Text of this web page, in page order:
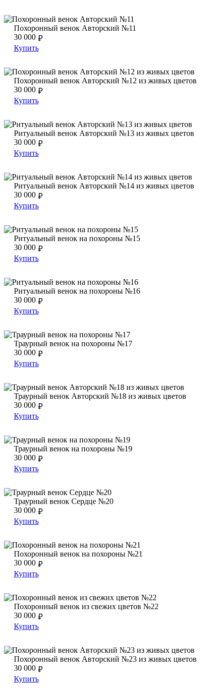
Похоронный венок Авторский №11
Похоронный венок Авторский №11
Похоронный венок Авторский №11
₽
30 000
Купить
Похоронный венок Авторский №12 из живых цветов
Похоронный венок Авторский №12 из живых цветов
Похоронный венок Авторский №12 из живых цветов
₽
30 000
Купить
Ритуальный венок Авторский №13 из живых цветов
Ритуальный венок Авторский №13 из живых цветов
Ритуальный венок Авторский №13 из живых цветов
₽
30 000
Купить
Ритуальный венок Авторский №14 из живых цветов
Ритуальный венок Авторский №14 из живых цветов
Ритуальный венок Авторский №14 из живых цветов
₽
30 000
Купить
Ритуальный венок на похороны №15
Ритуальный венок на похороны №15
Ритуальный венок на похороны №15
₽
30 000
Купить
Ритуальный венок на похороны №16
Ритуальный венок на похороны №16
Ритуальный венок на похороны №16
₽
30 000
Купить
Траурный венок на похороны №17
Траурный венок на похороны №17
Траурный венок на похороны №17
₽
30 000
Купить
Траурный венок Авторский №18 из живых цветов
Траурный венок Авторский №18 из живых цветов
Траурный венок Авторский №18 из живых цветов
₽
30 000
Купить
Траурный венок на похороны №19
Траурный венок на похороны №19
Траурный венок на похороны №19
₽
30 000
Купить
Траурный венок Сердце №20
Траурный венок Сердце №20
Траурный венок Сердце №20
₽
30 000
Купить
Похоронный венок на похороны №21
Похоронный венок на похороны №21
Похоронный венок на похороны №21
₽
30 000
Купить
Похоронный венок из свежих цветов №22
Похоронный венок из свежих цветов №22
Похоронный венок из свежих цветов №22
₽
30 000
Купить
Похоронный венок Авторский №23 из живых цветов
Похоронный венок Авторский №23 из живых цветов
Похоронный венок Авторский №23 из живых цветов
₽
30 000
Купить